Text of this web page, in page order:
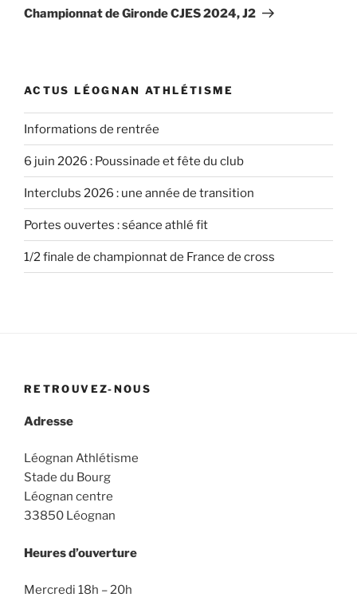
suivant
Championnat de Gironde CJES 2024, J2
ACTUS LÉOGNAN ATHLÉTISME
Informations de rentrée
6 juin 2026 : Poussinade et fête du club
Interclubs 2026 : une année de transition
Portes ouvertes : séance athlé fit
1/2 finale de championnat de France de cross
RETROUVEZ-NOUS
Adresse
Léognan Athlétisme
Stade du Bourg
Léognan centre
33850 Léognan
Heures d’ouverture
Mercredi 18h – 20h